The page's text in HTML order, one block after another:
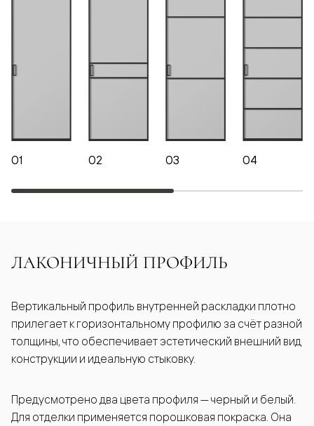
01 02 03 04
ЛАКОНИЧНЫЙ ПРОФИЛЬ
Вертикальный профиль внутренней раскладки плотно
прилегает к горизонтальному профилю за счёт разной
толщины, что обеспечивает эстетический внешний вид
конструкции и идеальную стыковку.
Предусмотрено два цвета профиля — черный и белый.
Для отделки применяется порошковая покраска. Она